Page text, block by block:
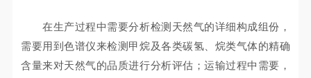
在生产过程中需要分析检测天然气的详细构成组份，
需要用到色谱仪来检测甲烷及各类碳氢、烷类气体的精确
含量来对天然气的品质进行分析评估；运输过程中需要，